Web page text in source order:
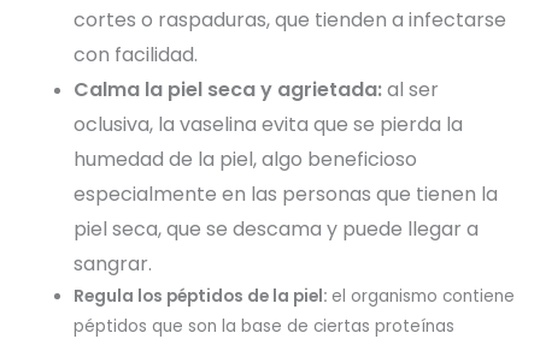
cortes o raspaduras, que tienden a infectarse
con facilidad.
Calma la piel seca y agrietada:al ser
oclusiva, la vaselina evita que se pierda la
humedad de la piel, algo beneficioso
especialmente en las personas que tienen la
piel seca, que se descama y puede llegar a
sangrar.
Regula los péptidos de la piel: el organismo contiene
péptidos que son la base de ciertas proteínas